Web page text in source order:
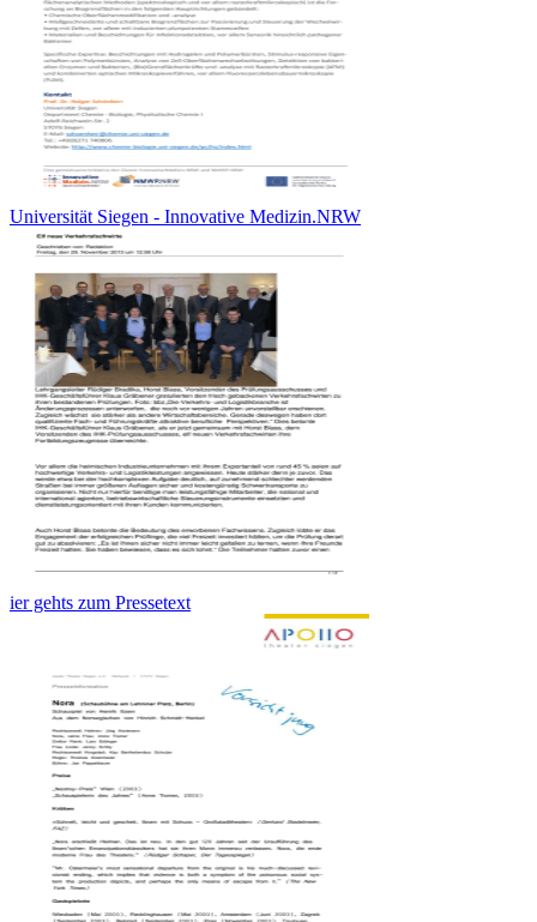
Universität Siegen - Innovative Medizin.NRW
ier gehts zum Pressetext